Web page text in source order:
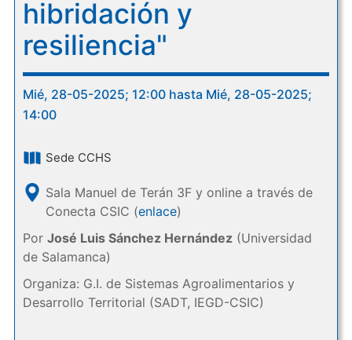
hibridación y
resiliencia"
Mié, 28-05-2025; 12:00 hasta Mié, 28-05-2025;
14:00
Sede CCHS
Sala Manuel de Terán 3F y online a través de
Conecta CSIC (enlace)
Por José Luis Sánchez Hernández(Universidad
de Salamanca)
Organiza: G.I. de Sistemas Agroalimentarios y
Desarrollo Territorial (SADT, IEGD-CSIC)